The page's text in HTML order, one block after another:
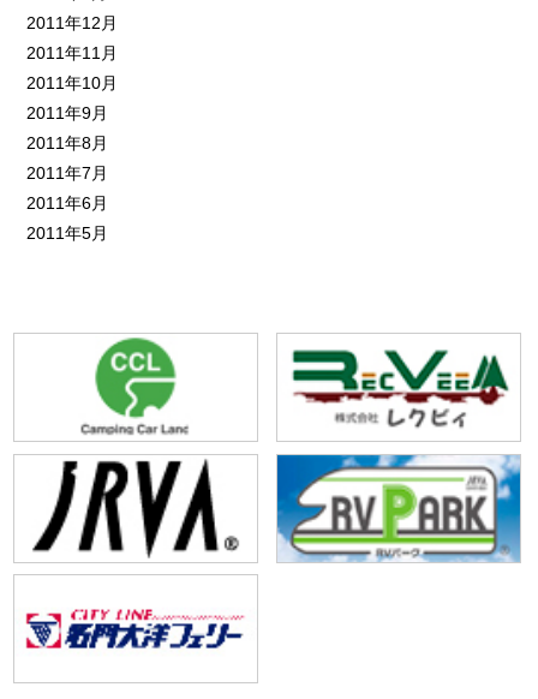
2011年12月
2011年11月
2011年10月
2011年9月
2011年8月
2011年7月
2011年6月
2011年5月